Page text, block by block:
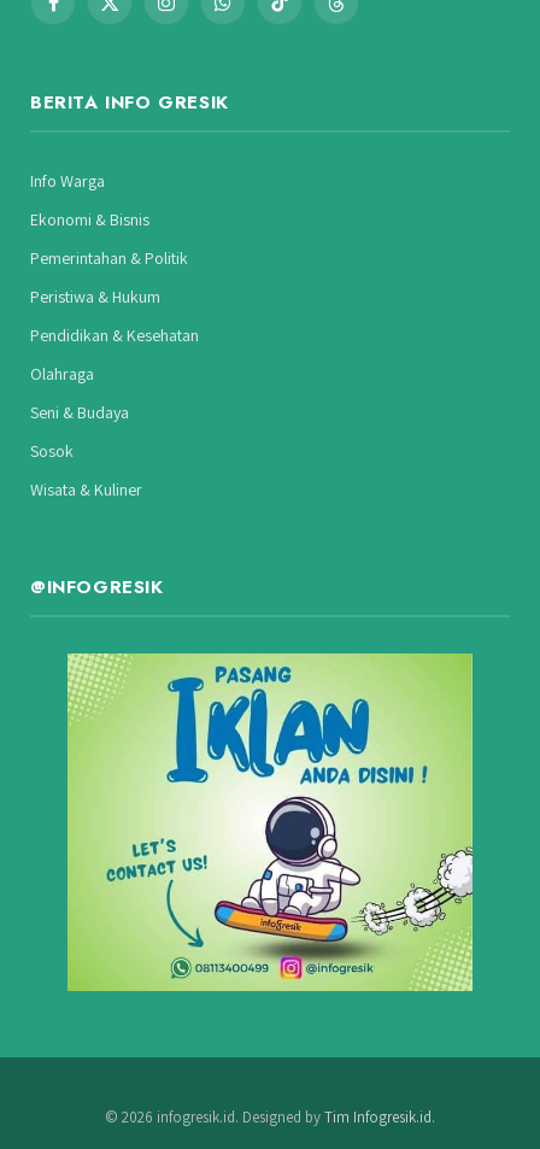
Facebook
X
InstagramWhatsAppTikTok Threads
BERITA INFO GRESIK
Info Warga
Ekonomi & Bisnis
Pemerintahan & Politik
Peristiwa & Hukum
Pendidikan & Kesehatan
Olahraga
Seni & Budaya
Sosok
Wisata & Kuliner
@INFOGRESIK
© 2026 infogresik.id. Designed byTim Infogresik.id.